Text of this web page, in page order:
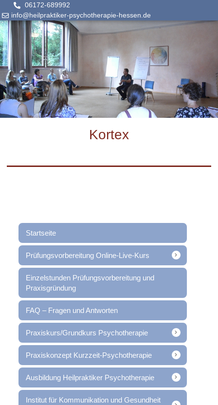
06172-689992
info@heilpraktiker-psychotherapie-hessen.de
Kortex
Startseite
Prüfungsvorbereitung Online-Live-Kurs
Einzelstunden Prüfungsvorbereitung und
Praxisgründung
FAQ – Fragen und Antworten
Praxiskurs/Grundkurs Psychotherapie
Praxiskonzept Kurzzeit-Psychotherapie
Ausbildung Heilpraktiker Psychotherapie
Institut für Kommunikation und Gesundheit